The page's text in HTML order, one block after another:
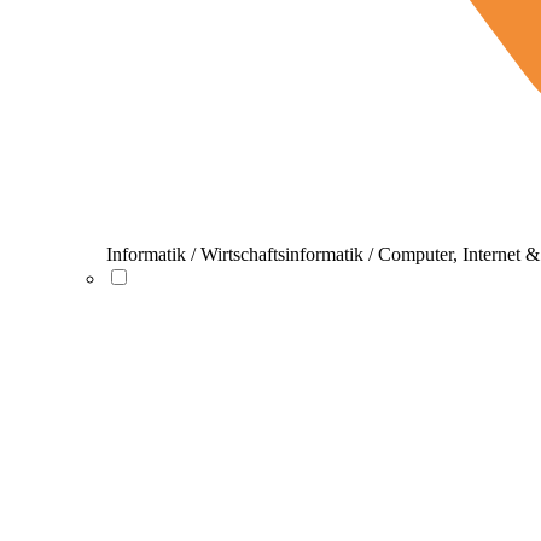
Informatik / Wirtschaftsinformatik / Computer, Internet